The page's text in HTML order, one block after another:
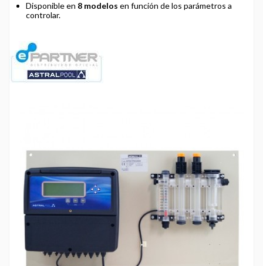
Disponible en 8 modelos en función de los parámetros a
controlar.